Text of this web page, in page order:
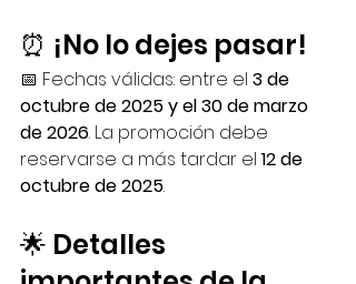
⏰ ¡No lo dejes pasar!
📅 Fechas válidas: entre el 3 de
octubre de 2025 y el 30 de marzo
de 2026. La promoción debe
reservarse a más tardar el 12 de
octubre de 2025.
🌟 Detalles